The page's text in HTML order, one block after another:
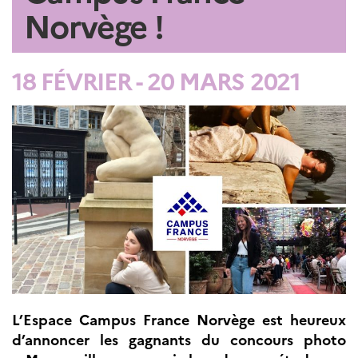
Septentrionales
ÉDUCATION ET
FRANÇAISE
français en
France
Promotion de la
langue
française
Francophonie
Visite de classes
Certifications
Coopération
éducative
Assistants de langue
française et
norvégienne
Norvège !
18 FÉVRIER - 20 MARS 2021
L’Espace Campus France Norvège est heureux
d’annoncer les gagnants du concours photo